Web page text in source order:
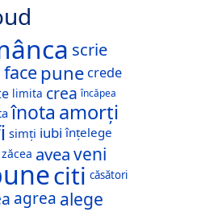
scrie
facepune crede
limita crea încăpea
înota amorți
simți iubi înțelege
zăcea aveaveni
citi căsători
agrea alege